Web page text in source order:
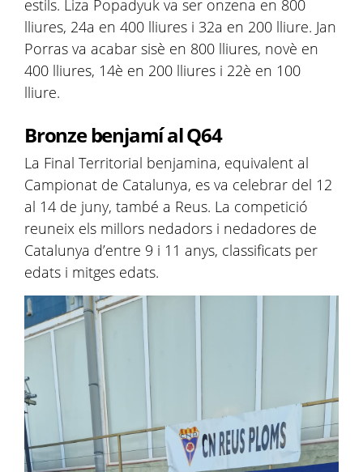
estils. Liza Popadyuk va ser onzena en 800
lliures, 24a en 400 lliures i 32a en 200 lliure. Jan
Porras va acabar sisè en 800 lliures, novè en
400 lliures, 14è en 200 lliures i 22è en 100
lliure.
Bronze benjamí al Q64
La Final Territorial benjamina, equivalent al
Campionat de Catalunya, es va celebrar del 12
al 14 de juny, també a Reus. La competició
reuneix els millors nedadors i nedadores de
Catalunya d’entre 9 i 11 anys, classificats per
edats i mitges edats.